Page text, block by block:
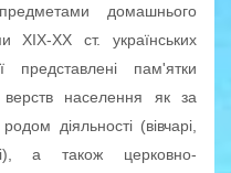
домашнього
ХІХ-ХХ ст. українських
пам'ятки
верств населення як за
діяльності (вівчарі,
а також церковно-